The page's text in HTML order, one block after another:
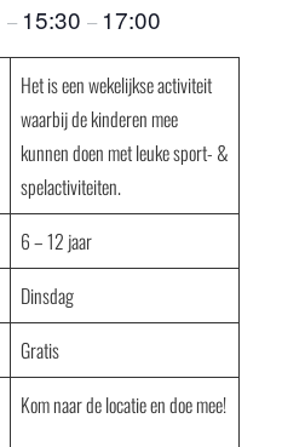
– 15:30 – 17:00
Het is een wekelijkse activiteit
waarbij de kinderen mee
kunnen doen met leuke sport- &
spelactiviteiten.
6 – 12 jaar
Dinsdag
Gratis
Kom naar de locatie en doe mee!